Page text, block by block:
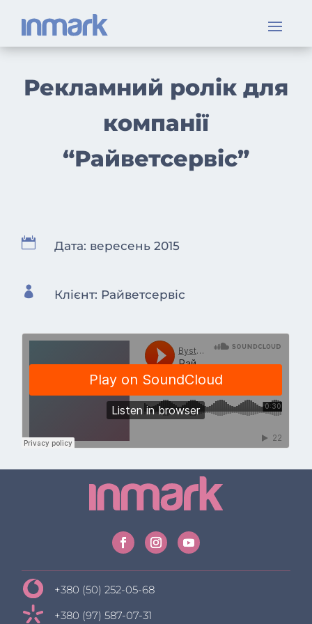
Рекламний ролік для
компанії
“Райветсервіс”
 Дата: вересень 2015
 Клієнт: Райветсервіс
+380 (50) 252-05-68
+380 (97) 587-07-31